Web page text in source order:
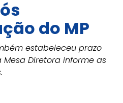
do MP
estabeleceu prazo
Diretora informe as